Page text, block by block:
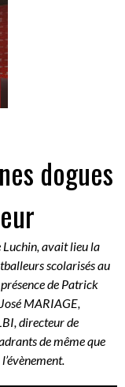
dogues
Luchin, avait lieu la
scolarisés au
présence de Patrick
MARIAGE,
directeur de
de même que